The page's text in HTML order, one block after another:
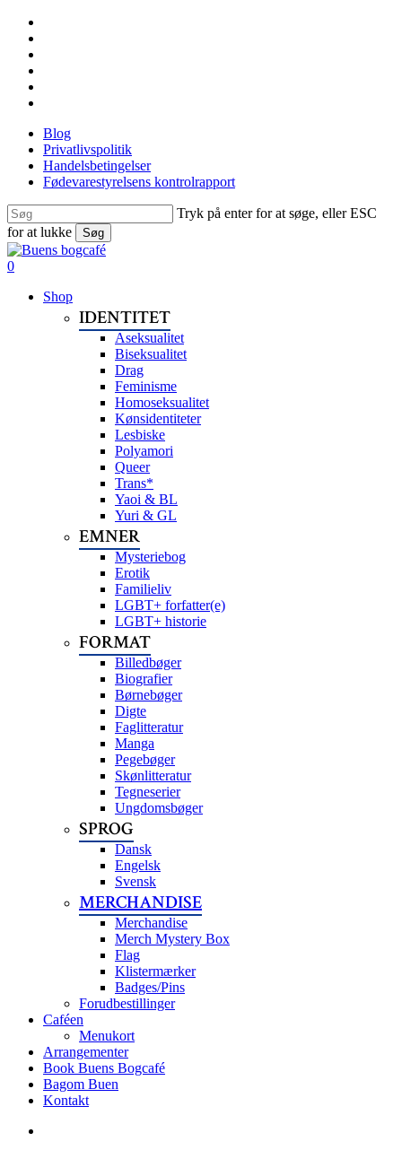
Skip
main
content
Blog
Privatlivspolitik
Handelsbetingelser
Fødevarestyrelsens kontrolrapport
Tryk på enter for at søge, eller ESC
for at lukke
Søg
Close
Search
search
0
Shop
IDENTITET
Aseksualitet
Biseksualitet
Drag
Feminisme
Homoseksualitet
Kønsidentiteter
Lesbiske
Polyamori
Queer
Trans*
Yaoi & BL
Yuri & GL
EMNER
Mysteriebog
Erotik
Familieliv
LGBT+ forfatter(e)
LGBT+ historie
FORMAT
Billedbøger
Biografier
Børnebøger
Digte
Faglitteratur
Manga
Pegebøger
Skønlitteratur
Tegneserier
Ungdomsbøger
SPROG
Dansk
Engelsk
Svensk
MERCHANDISE
Merchandise
Merch Mystery Box
Flag
Klistermærker
Badges/Pins
Forudbestillinger
Caféen
Menukort
Arrangementer
Book Buens Bogcafé
Bagom Buen
Kontakt